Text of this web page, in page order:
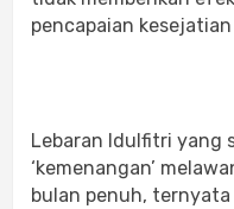
pencapaian
Lebaran Idulfitri yang
‘kemenangan’
bulan penuh,